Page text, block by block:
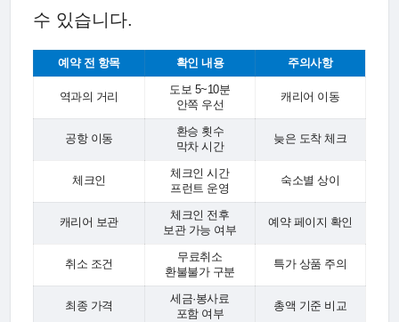
수 있습니다.
예약 전 항목 확인 내용 주의사항
역과의 거리
도보 5~10분
안쪽 우선
캐리어 이동
공항 이동
환승 횟수
막차 시간
늦은 도착 체크
체크인
체크인 시간
프런트 운영
숙소별 상이
캐리어 보관
체크인 전후
보관 가능 여부
예약 페이지 확인
취소 조건
무료취소
환불불가 구분
특가 상품 주의
최종 가격
세금·봉사료
포함 여부
총액 기준 비교